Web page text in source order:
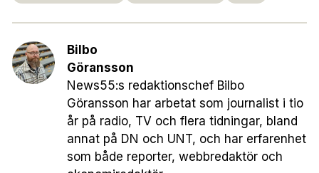
Bilbo
Göransson
News55:s redaktionschef Bilbo
Göransson har arbetat som journalist i tio
år på radio, TV och flera tidningar, bland
annat på DN och UNT, och har erfarenhet
som både reporter, webbredaktör och